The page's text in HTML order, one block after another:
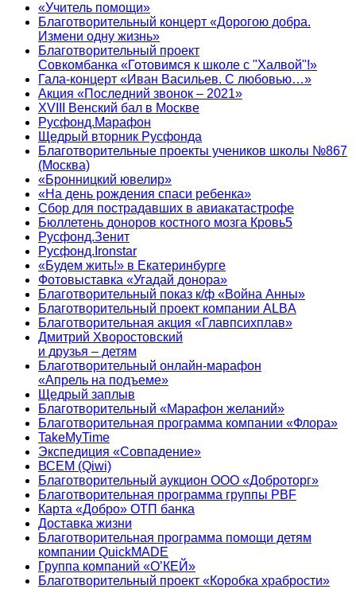
«Учитель помощи»
Благотворительный концерт «Дорогою добра.
Измени одну жизнь»
Благотворительный проект
Совкомбанка «Готовимся к школе с "Халвой"!»
Гала-концерт «Иван Васильев. С любовью…»
Акция «Последний звонок – 2021»
XVIII Венский бал в Москве
Русфонд.Марафон
Щедрый вторник Русфонда
Благотворительные проекты учеников школы №867
(Москва)
«Бронницкий ювелир»
«На день рождения спаси ребенка»
Сбор для пострадавших в авиакатастрофе
Бюллетень доноров костного мозга Кровь5
Русфонд.Зенит
Русфонд.Ironstar
«Будем жить!» в Екатеринбурге
Фотовыставка «Угадай донора»
Благотворительный показ к/ф «Война Анны»
Благотворительный проект компании ALBA
Благотворительная акция «Главпсихплав»
Дмитрий Хворостовский
и друзья – детям
Благотворительный онлайн‑марафон
«Апрель на подъеме»
Щедрый заплыв
Благотворительный «Марафон желаний»
Благотворительная программа компании «Флора»
TakeMyTime
Экспедиция «Совпадение»
ВСЕМ (Qiwi)
Благотворительный аукцион ООО «Доброторг»
Благотворительная программа группы PBF
Карта «Добро» ОТП банка
Доставка жизни
Благотворительная программа помощи детям
компании QuickMADE
Группа компаний «О’КЕЙ»
Благотворительный проект «Коробка храбрости»